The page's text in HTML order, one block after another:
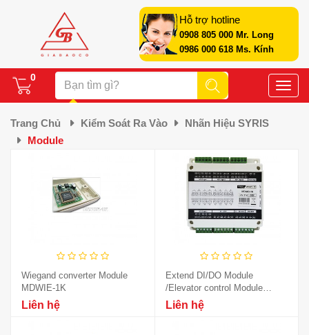
Hỗ trợ hotline
0908 805 000 Mr. Long
0986 000 618 Ms. Kính
Toggle
0
Trang Chủ Kiểm Soát Ra Vào
Nhãn Hiệu SYRIS
Module
Wiegand converter Module
MDWIE-1K
Liên hệ
Extend DI/DO Module
/Elevator control Module
MDAIO-16 /MDDIDO-1S
Liên hệ